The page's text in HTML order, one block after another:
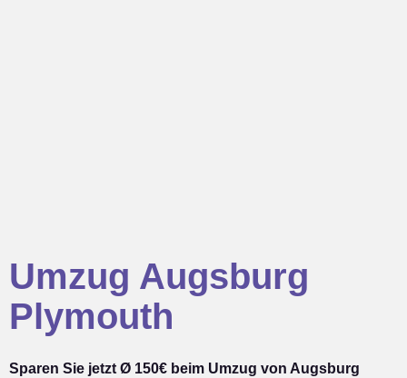
Umzug Augsburg
Plymouth
Sparen Sie jetzt Ø 150€ beim Umzug von Augsburg